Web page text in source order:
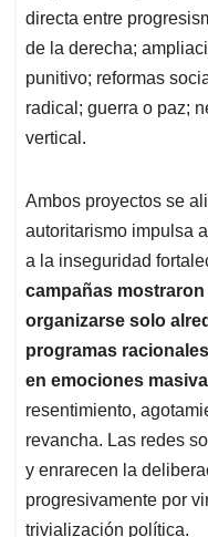
directa entre
de la derecha;
punitivo; reformas
radical; guerra o paz;
vertical.
Ambos proyectos se
autoritarismo impulsa
a la inseguridad
campañas
organizarse solo
programas
en emociones
resentimiento,
revancha. Las redes
y enrarecen la
progresivamente por
trivialización política.